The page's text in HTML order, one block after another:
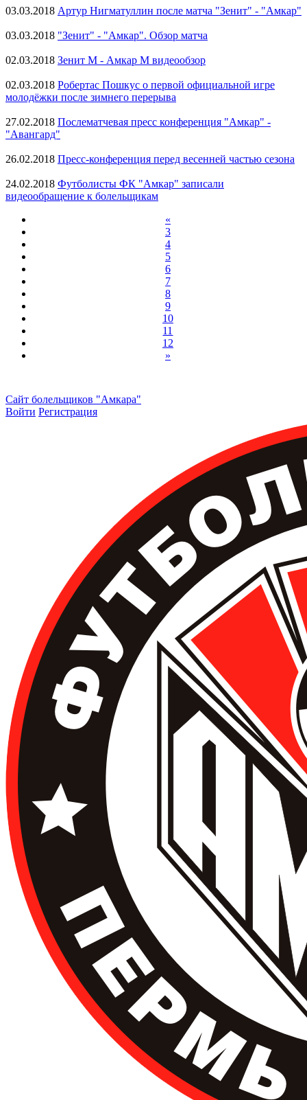
03.03.2018 Артур Нигматуллин после матча "Зенит" - "Амкар"
03.03.2018 "Зенит" - "Амкар". Обзор матча
02.03.2018 Зенит М - Амкар М видеообзор
02.03.2018 Робертас Пошкус о первой официальной игре
молодёжки после зимнего перерыва
27.02.2018 Послематчевая пресс конференция "Амкар" -
"Авангард"
26.02.2018 Пресс-конференция перед весенней частью сезона
24.02.2018 Футболисты ФК "Амкар" записали
видеообращение к болельщикам
«
3
4
5
6
7
8
9
10
11
12
»
Сайт болельщиков "Амкара"
Войти Регистрация